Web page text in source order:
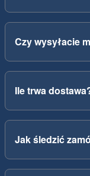
Czy wysyłacie
Ile trwa
Jak śledzić